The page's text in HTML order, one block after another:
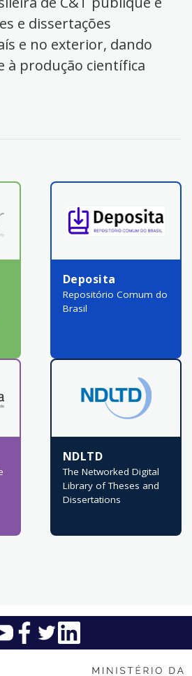
e dissertações
e no exterior, dando
à produção científica
Deposita
Repositório Comum do
Brasil
NDLTD
The Networked Digital
Library of Theses and
Dissertations